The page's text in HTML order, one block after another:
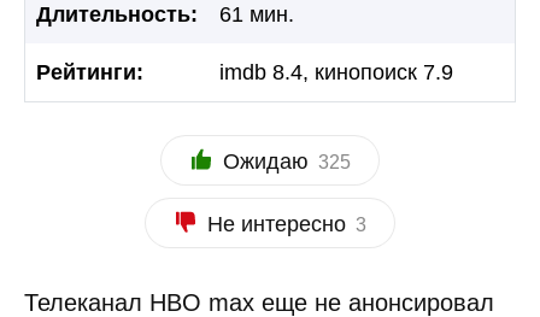
Длительность: 61 мин.
Рейтинги: imdb 8.4, кинопоиск 7.9
Ожидаю 325
Не интересно 3
Телеканал HBO max еще не анонсировал